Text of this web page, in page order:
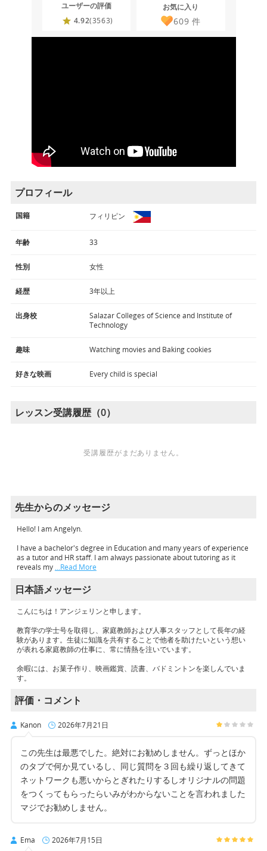
ユーザーの評価
4.92(3563)
お気に入り
609 件
プロフィール
国籍 フィリピン
年齢 33
性別 女性
経歴 3年以上
出身校
Salazar Colleges of Science and Institute of
Technology
趣味 Watching movies and Baking cookies
好きな映画 Every child is special
レッスン受講履歴（0）
受講履歴がまだありません。
先生からのメッセージ
Hello! I am Angelyn.
I have a bachelor's degree in Education and many years of experience
as a tutor and HR staff. I am always passionate about tutoring as it
reveals my …Read More
日本語メッセージ
こんにちは！アンジェリンと申します。
教育学の学士号を取得し、家庭教師および人事スタッフとして長年の経
験があります。生徒に知識を共有することで他者を助けたいという想い
が表れる家庭教師の仕事に、常に情熱を注いでいます。
余暇には、お菓子作り、映画鑑賞、読書、バドミントンを楽しんでいま
す。
評価・コメント
Kanon 2026年7月21日
この先生は最悪でした。絶対にお勧めしません。ずっとほか
のタブで何か見ているし、同じ質問を３回も繰り返してきて
ネットワークも悪いからとぎれたりするしオリジナルの問題
をつくってもらったらいみがわからないことを言われました
マジでお勧めしません。
Ema 2026年7月15日